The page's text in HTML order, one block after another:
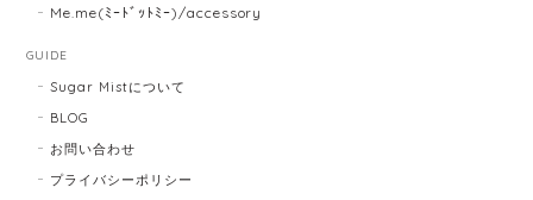
Me.me(ﾐｰﾄﾞｯﾄﾐｰ)/accessory
GUIDE
Sugar Mistについて
BLOG
お問い合わせ
プライバシーポリシー